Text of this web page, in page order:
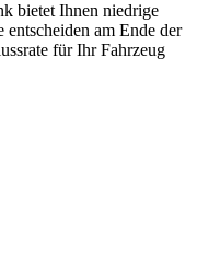
bietet Ihnen niedrige
am Ende der
für Ihr Fahrzeug